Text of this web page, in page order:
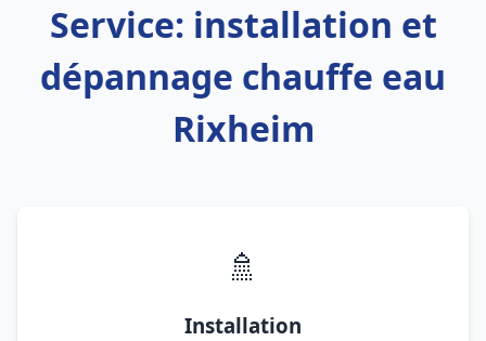
Service: installation et
dépannage chauffe eau
Rixheim
🚿
Installation